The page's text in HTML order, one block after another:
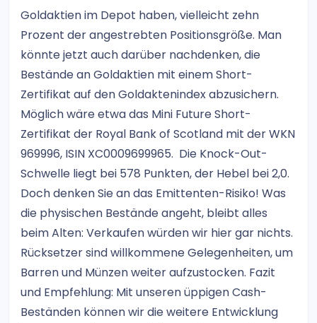
Goldaktien im Depot haben, vielleicht zehn
Prozent der angestrebten Positionsgröße. Man
könnte jetzt auch darüber nachdenken, die
Bestände an Goldaktien mit einem Short-
Zertifikat auf den Goldaktenindex abzusichern.
Möglich wäre etwa das Mini Future Short-
Zertifikat der Royal Bank of Scotland mit der WKN
969996, ISIN XC0009699965. Die Knock-Out-
Schwelle liegt bei 578 Punkten, der Hebel bei 2,0.
Doch denken Sie an das Emittenten-Risiko! Was
die physischen Bestände angeht, bleibt alles
beim Alten: Verkaufen würden wir hier gar nichts.
Rücksetzer sind willkommene Gelegenheiten, um
Barren und Münzen weiter aufzustocken. Fazit
und Empfehlung: Mit unseren üppigen Cash-
Beständen können wir die weitere Entwicklung